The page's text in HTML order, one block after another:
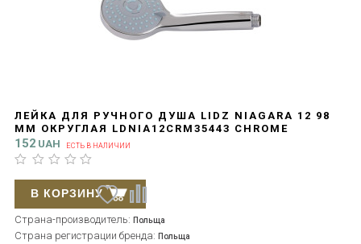
ЛЕЙКА ДЛЯ РУЧНОГО ДУША LIDZ NIAGARA 12 98
ММ ОКРУГЛАЯ LDNIA12CRM35443 CHROME
152 UAH ЕСТЬ В НАЛИЧИИ
Страна-производитель: Польща
Страна регистрации бренда: Польща
В КОРЗИНУ